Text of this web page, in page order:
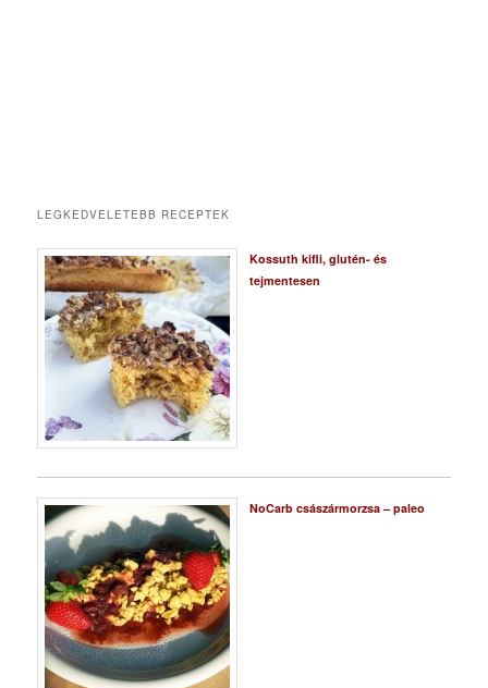
LEGKEDVELETEBB RECEPTEK
Kossuth kifli, glutén- és
tejmentesen
NoCarb császármorzsa – paleo